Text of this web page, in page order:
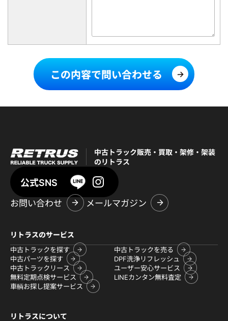
この内容で問い合わせる
中古トラック販売・買取・架修・架装
のリトラス
公式SNS
お問い合わせ
メールマガジン
リトラスのサービス
中古トラックを探す
中古トラックを売る
中古パーツを探す
DPF洗浄リフレッシュ
中古トラックリース
ユーザー安心サービス
無料定期点検サービス
LINEカンタン無料査定
車輌お探し提案サービス
リトラスについて